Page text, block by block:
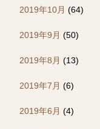
2019年10月 (64)
2019年9月 (50)
2019年8月 (13)
2019年7月 (6)
2019年6月 (4)